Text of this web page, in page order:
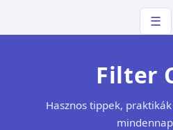
☰
Filter
Hasznos tippek,